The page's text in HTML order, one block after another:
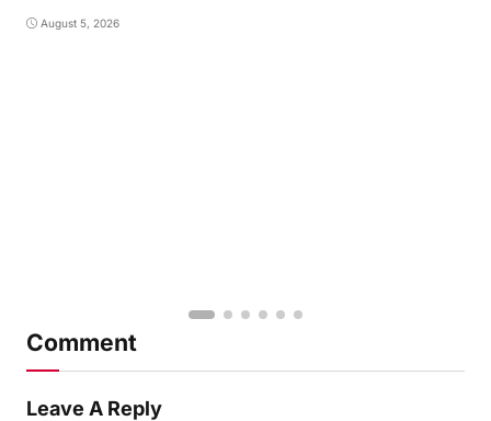
August 5, 2026
Comment
Leave A Reply